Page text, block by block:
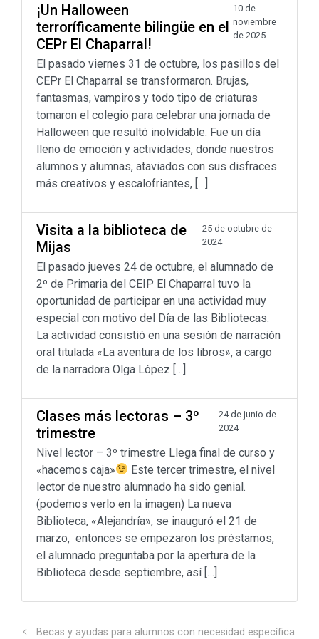
¡Un Halloween
terroríficamente bilingüe en el
CEPr El Chaparral!
10 de
noviembre
de 2025
El pasado viernes 31 de octubre, los pasillos del
CEPr El Chaparral se transformaron. Brujas,
fantasmas, vampiros y todo tipo de criaturas
tomaron el colegio para celebrar una jornada de
Halloween que resultó inolvidable. Fue un día
lleno de emoción y actividades, donde nuestros
alumnos y alumnas, ataviados con sus disfraces
más creativos y escalofriantes, […]
Visita a la biblioteca de
Mijas
25 de octubre de
2024
El pasado jueves 24 de octubre, el alumnado de
2º de Primaria del CEIP El Chaparral tuvo la
oportunidad de participar en una actividad muy
especial con motivo del Día de las Bibliotecas.
La actividad consistió en una sesión de narración
oral titulada «La aventura de los libros», a cargo
de la narradora Olga López […]
Clases más lectoras – 3º
trimestre
24 de junio de
2024
Nivel lector – 3º trimestre Llega final de curso y
«hacemos caja»
Este tercer trimestre, el nivel
lector de nuestro alumnado ha sido genial.
(podemos verlo en la imagen) La nueva
Biblioteca, «Alejandría», se inauguró el 21 de
marzo, entonces se empezaron los préstamos,
el alumnado preguntaba por la apertura de la
Biblioteca desde septiembre, así […]
Becas y ayudas para alumnos con necesidad específica